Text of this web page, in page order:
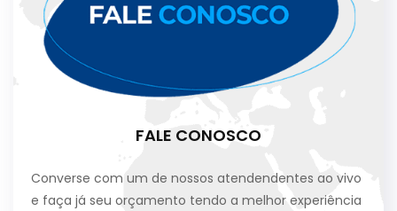
FALE CONOSCO
Converse com um de nossos atendendentes ao vivo
e faça já seu orçamento tendo a melhor experiência